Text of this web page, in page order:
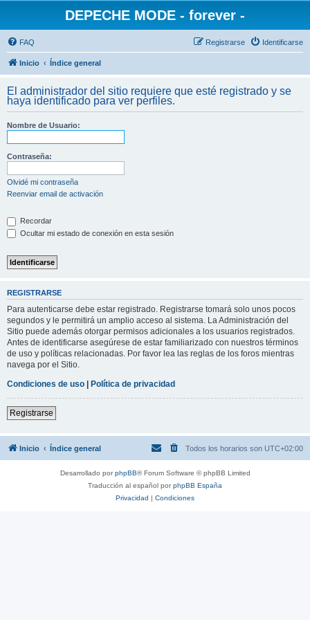
DEPECHE MODE - forever -
FAQ Identificarse
Registrarse
Inicio Índice general
El administrador del sitio requiere que esté registrado y se
haya identificado para ver perfiles.
Nombre de Usuario:
Contraseña:
Olvidé mi contraseña
Reenviar email de activación
Recordar
Ocultar mi estado de conexión en esta sesión
REGISTRARSE
Para autenticarse debe estar registrado. Registrarse tomará solo unos pocos
segundos y le permitirá un amplio acceso al sistema. La Administración del
Sitio puede además otorgar permisos adicionales a los usuarios registrados.
Antes de identificarse asegúrese de estar familiarizado con nuestros términos
de uso y políticas relacionadas. Por favor lea las reglas de los foros mientras
navega por el Sitio.
Condiciones de uso | Política de privacidad
Registrarse
Inicio Índice general Todos los horarios son UTC+02:00
Desarrollado porphpBB® Forum Software © phpBB Limited
Traducción al español porphpBB España
Privacidad | Condiciones